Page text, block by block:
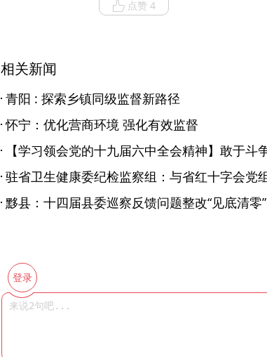
点赞 4
相关新闻
青阳 : 探索乡镇同级监督新路径
怀宁：优化营商环境 强化有效监督
黟县：十四届县委巡察反馈问题整改“见底清零”
登录